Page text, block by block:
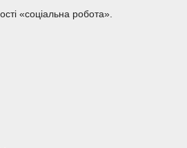
«соціальна робота».